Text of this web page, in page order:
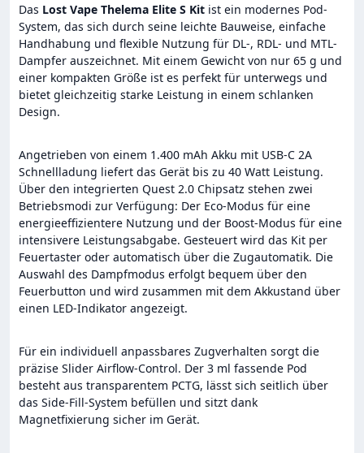
Das Lost Vape Thelema Elite S Kit ist ein modernes Pod-
System, das sich durch seine leichte Bauweise, einfache
Handhabung und flexible Nutzung für DL-, RDL- und MTL-
Dampfer auszeichnet. Mit einem Gewicht von nur 65 g und
einer kompakten Größe ist es perfekt für unterwegs und
bietet gleichzeitig starke Leistung in einem schlanken
Design.
Angetrieben von einem 1.400 mAh Akku mit USB-C 2A
Schnellladung liefert das Gerät bis zu 40 Watt Leistung.
Über den integrierten Quest 2.0 Chipsatz stehen zwei
Betriebsmodi zur Verfügung: Der Eco-Modus für eine
energieeffizientere Nutzung und der Boost-Modus für eine
intensivere Leistungsabgabe. Gesteuert wird das Kit per
Feuertaster oder automatisch über die Zugautomatik. Die
Auswahl des Dampfmodus erfolgt bequem über den
Feuerbutton und wird zusammen mit dem Akkustand über
einen LED-Indikator angezeigt.
Für ein individuell anpassbares Zugverhalten sorgt die
präzise Slider Airflow-Control. Der 3 ml fassende Pod
besteht aus transparentem PCTG, lässt sich seitlich über
das Side-Fill-System befüllen und sitzt dank
Magnetfixierung sicher im Gerät.